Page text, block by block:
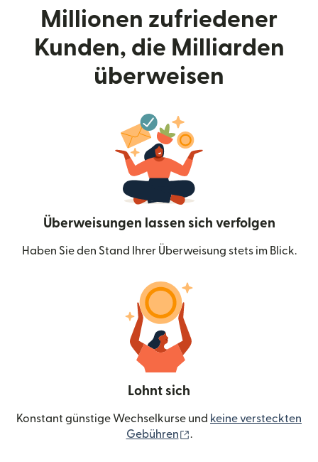
Millionen zufriedener
Kunden, die Milliarden
überweisen
Überweisungen lassen sich verfolgen
Haben Sie den Stand Ihrer Überweisung stets im Blick.
Lohnt sich
Konstant günstige Wechselkurse und keine versteckten
Gebühren
.